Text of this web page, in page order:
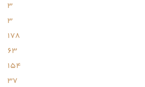
۳
۳
۱۷۸
۶۳
۱۵۴
۳۷